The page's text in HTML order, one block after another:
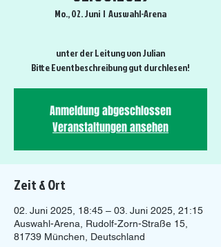
Mo., 02. Juni
  |
Auswahl-Arena
unter der Leitung von Julian
Bitte Eventbeschreibung gut durchlesen!
Anmeldung abgeschlossen
Veranstaltungen ansehen
Zeit & Ort
02. Juni 2025, 18:45 – 03. Juni 2025, 21:15
Auswahl-Arena, Rudolf-Zorn-Straße 15,
81739 München, Deutschland